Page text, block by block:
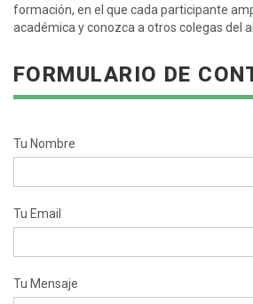
formación, en el que cada participante
académica y conozca a otros colegas del
FORMULARIO DE
Tu Nombre
Tu Email
Tu Mensaje